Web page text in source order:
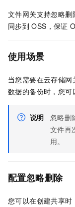
文件网关支持忽略
同步到 OSS，保证
使用场景
当您需要在云存储
数据的备份时，您可
说明
忽略删
文件再
用。
配置忽略删除
您可以在创建共享